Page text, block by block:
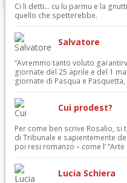
Ci li detti… cu lu parmu e la
quello che spetterebbe.
Salvatore
“Avremmo tanto voluto
giornate del 25 aprile e del 1
giornate di Pasqua e
Cui prodest?
Per come ben scrive Rosalio,
di Tribunale e sapientemente
poi resi romanzo – come l’ “Arte
Lucia Schiera